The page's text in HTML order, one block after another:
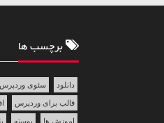
برچسب ها
دانلود سئوی وردپرس
قالب برای وردپرس
اموزش ها پوسته